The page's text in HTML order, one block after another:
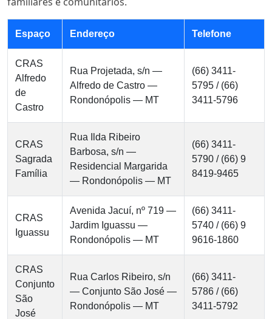
Espaço Endereço Telefone
CRAS
Alfredo
de
Castro
Rua Projetada, s/n —
Alfredo de Castro —
Rondonópolis — MT
(66) 3411-
5795 / (66)
3411-5796
CRAS
Sagrada
Família
Rua Ilda Ribeiro
Barbosa, s/n —
Residencial Margarida
— Rondonópolis — MT
(66) 3411-
5790 / (66) 9
8419-9465
CRAS
Iguassu
Avenida Jacuí, nº 719 —
Jardim Iguassu —
Rondonópolis — MT
(66) 3411-
5740 / (66) 9
9616-1860
CRAS
Conjunto
São
José
Rua Carlos Ribeiro, s/n
— Conjunto São José —
Rondonópolis — MT
(66) 3411-
5786 / (66)
3411-5792